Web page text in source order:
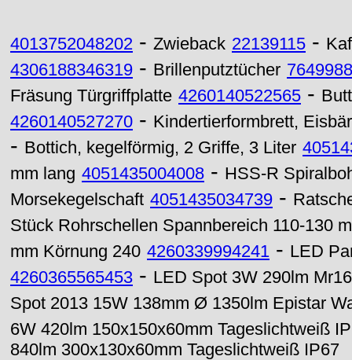
4013752048202 - Zwieback 22139115 -
4306188346319 - Brillenputztücher
Fräsung Türgriffplatte 4260140522565 -
4260140527270 - Kindertierformbrett,
- Bottich, kegelförmig, 2 Griffe, 3 Liter
mm lang 4051435004008 - HSS-R
Morsekegelschaft 4051435034739 -
Stück Rohrschellen Spannbereich 110-130
mm Körnung 240 4260339994241 - LED
4260365565453 - LED Spot 3W 290lm
Spot 2013 15W 138mm Ø 1350lm Epistar
6W 420lm 150x150x60mm Tageslichtweiß
840lm 300x130x60mm Tageslichtweiß IP67